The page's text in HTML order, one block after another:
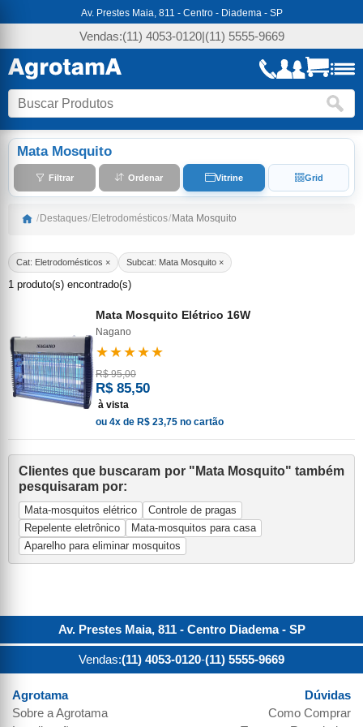
Av. Prestes Maia, 811 - Centro - Diadema - SP
Vendas:(11) 4053-0120|(11) 5555-9669
Mata Mosquito
Filtrar Ordenar Vitrine Grid
/ Destaques/ Eletrodomésticos/ Mata Mosquito
Cat: Eletrodomésticos × Subcat: Mata Mosquito ×
1 produto(s) encontrado(s)
Mata Mosquito Elétrico 16W
Nagano
★★★★★
R$ 95,00
R$ 85,50
à vista
ou 4x de R$ 23,75 no cartão
Clientes que buscaram por "Mata Mosquito" também
pesquisaram por:
Mata-mosquitos elétrico
Controle de pragas
Repelente eletrônico
Mata-mosquitos para casa
Aparelho para eliminar mosquitos
Av. Prestes Maia, 811 - Centro Diadema- SP
Vendas:(11) 4053-0120-(11) 5555-9669
Agrotama
Sobre aAgrotama
Dúvidas
Como Comprar